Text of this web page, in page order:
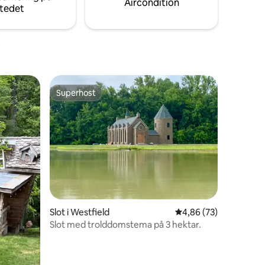
Lake
slappe af eller udforske i Anjuna!
Aircondition
omtaler
Superhost
Superhost
Slot i Westfield 4,86 ud af 5 i
4,86 (73)
Slot med trolddomstema på 3 hektar.